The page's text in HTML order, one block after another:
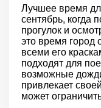
Лучшее время
сентябрь, когда
прогулок и
это время город
всеми его
подходят для
возможные
привлекает
может